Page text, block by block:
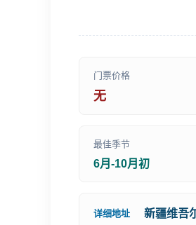
门票价格
无
最佳季节
6月-10月初
详细地址 新疆维吾